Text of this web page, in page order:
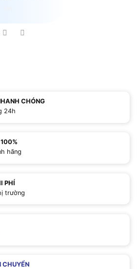
CHÓNG
24h
hãng
PHÍ
trường
CHUYỂN